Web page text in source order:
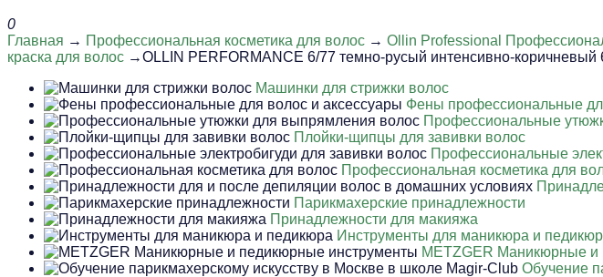
0
Главная → Профессиональная косметика для волос → Ollin Professional
краска для волос →OLLIN PERFORMANCE 6/77 темно-русый интенсивно-
Машинки для стрижки волос
Фены профессиональные
Профессиональные
Плойки-щипцы для завивки волос
Профессиональные
Профессиональная косметика для
Парикмахерские принадлежности
Принадлежности для макияжа
Инструменты для маникюра и
METZGER Маникюрные
Обучение